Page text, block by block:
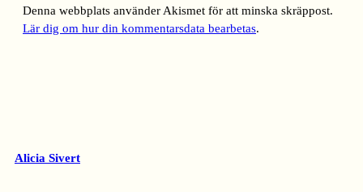
Denna webbplats använder Akismet för att minska skräppost.
Lär dig om hur din kommentarsdata bearbetas.
Alicia Sivert